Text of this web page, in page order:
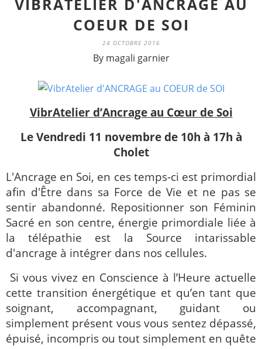
VIBRATELIER D'ANCRAGE AU
COEUR DE SOI
24 OCTOBRE 2016
By magali garnier
VibrAtelier d’Ancrage au Cœur de Soi
Le Vendredi 11 novembre de 10h à 17h à
Cholet
L'Ancrage en Soi, en ces temps-ci est primordial
afin d'Être dans sa Force de Vie et ne pas se
sentir abandonné. Repositionner son Féminin
Sacré en son centre, énergie primordiale liée à
la télépathie est la Source intarissable
d'ancrage à intégrer dans nos cellules.
Si vous vivez en Conscience à l’Heure actuelle
cette transition énergétique et qu’en tant que
soignant, accompagnant, guidant ou
simplement présent vous vous sentez dépassé,
épuisé, incompris ou tout simplement en quête